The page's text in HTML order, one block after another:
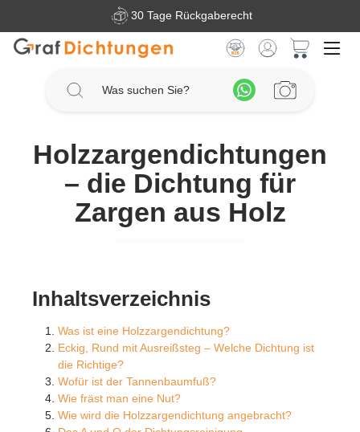
Zum Hauptinhalt springen30 Tage Rückgaberecht
Holzzargendichtungen
– die Dichtung für
Zargen aus Holz
Inhaltsverzeichnis
Was ist eine Holzzargendichtung?
Eckig, Rund mit Ausreißsteg – Welche Dichtung ist
die Richtige?
Wofür ist der Tannenbaumfuß?
Wie fräst man eine Nut?
Wie wird die Holzzargendichtung angebracht?